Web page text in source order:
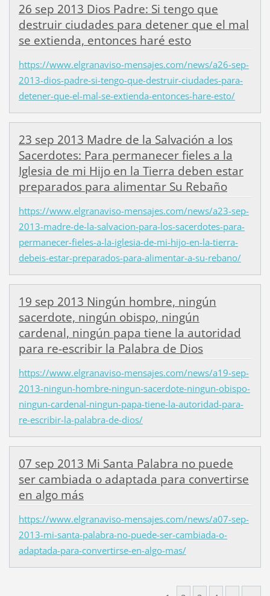
26 sep 2013 Dios Padre: Si tengo que
destruir ciudades para detener que el mal
se extienda, entonces haré esto
https://www.elgranaviso-mensajes.com/news/a26-sep-
2013-dios-padre-si-tengo-que-destruir-ciudades-para-
detener-que-el-mal-se-extienda-entonces-hare-esto/
23 sep 2013 Madre de la Salvación a los
Sacerdotes: Para permanecer fieles a la
Iglesia de mi Hijo en la Tierra deben estar
preparados para alimentar Su Rebaño
https://www.elgranaviso-mensajes.com/news/a23-sep-
2013-madre-de-la-salvacion-para-los-sacerdotes-para-
permanecer-fieles-a-la-iglesia-de-mi-hijo-en-la-tierra-
debeis-estar-preparados-para-alimentar-a-su-rebano/
19 sep 2013 Ningún hombre, ningún
sacerdote, ningún obispo, ningún
cardenal, ningún papa tiene la autoridad
para re-escribir la Palabra de Dios
https://www.elgranaviso-mensajes.com/news/a19-sep-
2013-ningun-hombre-ningun-sacerdote-ningun-obispo-
ningun-cardenal-ningun-papa-tiene-la-autoridad-para-
re-escribir-la-palabra-de-dios/
07 sep 2013 Mi Santa Palabra no puede
ser cambiada o adaptada para convertirse
en algo más
https://www.elgranaviso-mensajes.com/news/a07-sep-
2013-mi-santa-palabra-no-puede-ser-cambiada-o-
adaptada-para-convertirse-en-algo-mas/